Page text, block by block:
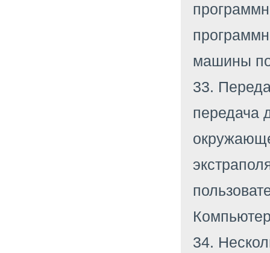
машины
33.
передача
34.